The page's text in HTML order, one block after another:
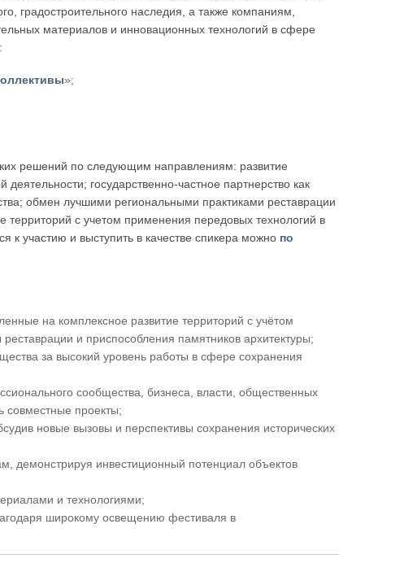
градостроительного наследия, а также компаниям,
материалов и инновационных технологий в сфере
»;
решений по следующим направлениям: развитие
государственно-частное партнерство как
обмен лучшими региональными практиками реставрации
территорий с учетом применения передовых технологий в
к участию и выступить в качестве спикера можно по
на комплексное развитие территорий с учётом
и приспособления памятников архитектуры;
за высокий уровень работы в сфере сохранения
сообщества, бизнеса, власти, общественных
совместные проекты;
новые вызовы и перспективы сохранения исторических
демонстрируя инвестиционный потенциал объектов
и технологиями;
широкому освещению фестиваля в